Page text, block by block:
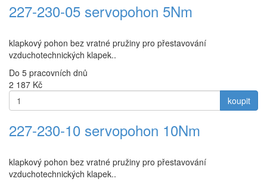
227-230-05 servopohon 5Nm
klapkový pohon bez vratné pružiny pro přestavování
vzduchotechnických klapek..
Do 5 pracovních dnů
2 187 Kč
koupit
227-230-10 servopohon 10Nm
klapkový pohon bez vratné pružiny pro přestavování
vzduchotechnických klapek..